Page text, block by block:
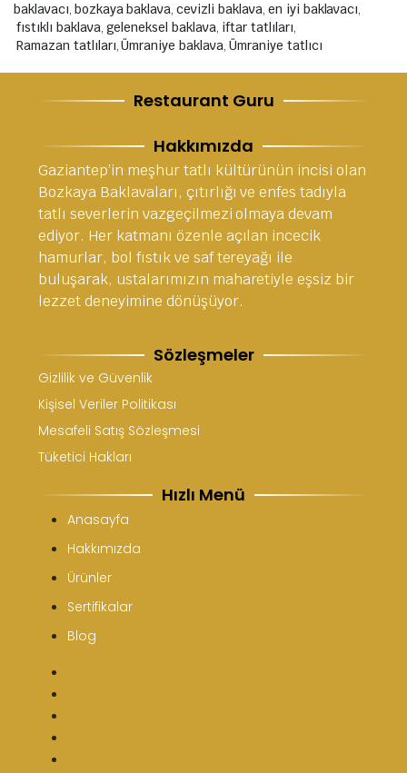
baklavacı, bozkaya baklava, cevizli baklava, en iyi baklavacı,
fıstıklı baklava, geleneksel baklava, iftar tatlıları,
Ramazan tatlıları,Ümraniye baklava, Ümraniye tatlıcı
Restaurant Guru
Hakkımızda
Gaziantep’in meşhur tatlı kültürünün incisi olan
Bozkaya Baklavaları, çıtırlığı ve enfes tadıyla
tatlı severlerin vazgeçilmezi olmaya devam
ediyor. Her katmanı özenle açılan incecik
hamurlar, bol fıstık ve saf tereyağı ile
buluşarak, ustalarımızın maharetiyle eşsiz bir
lezzet deneyimine dönüşüyor.
Sözleşmeler
Gizlilik ve Güvenlik
Kişisel Veriler Politikası
Mesafeli Satış Sözleşmesi
Tüketici Hakları
Hızlı Menü
Anasayfa
Hakkımızda
Ürünler
Sertifikalar
Blog